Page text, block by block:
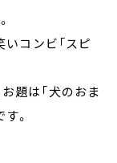
いコンビ「スピ
題は「犬のおま
。